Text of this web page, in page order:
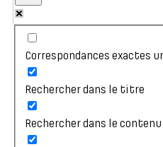
Correspondances exactes
Rechercher dans le titre
Rechercher dans le contenu